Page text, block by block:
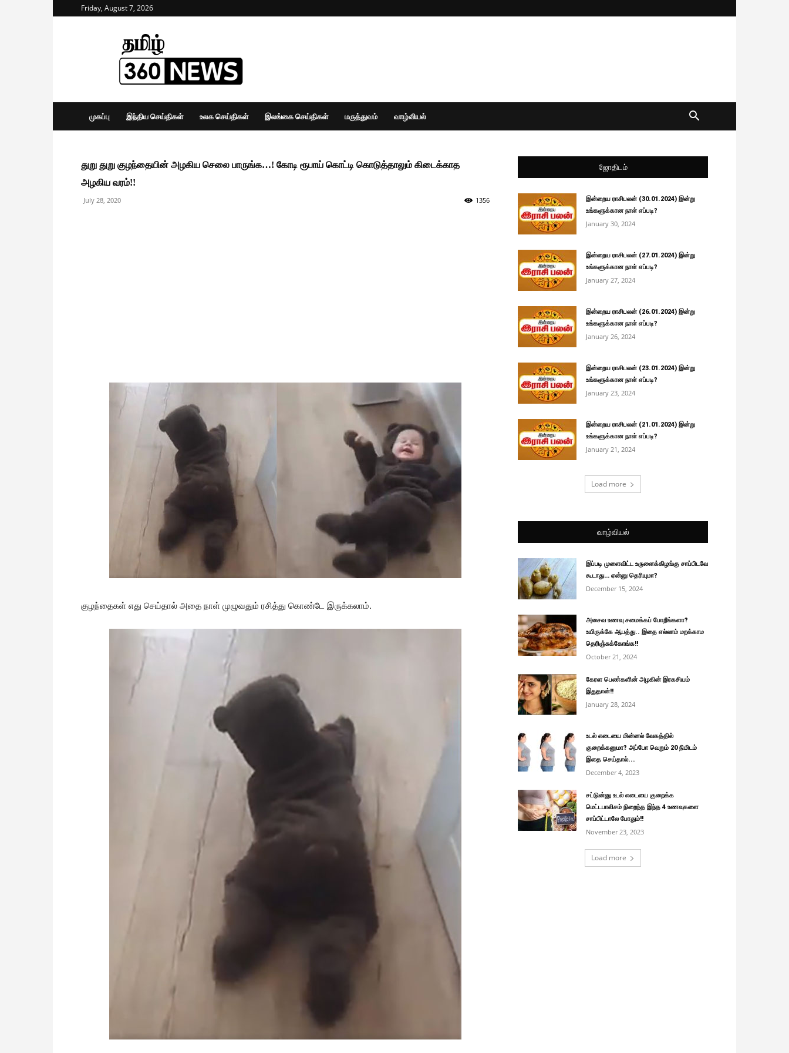
Friday, August 7, 2026
Tamil
360
News
முகப்பு இந்திய செய்திகள் உலக செய்திகள் இலங்கை செய்திகள் மருத்துவம் வாழ்வியல்
துறு துறு குழந்தையின் அழகிய செலை பாருங்க…! கோடி ரூபாய் கொட்டி கொடுத்தாலும் கிடைக்காத
அழகிய வரம்!!
July 28, 2020 1356
குழந்தைகள் எது செய்தால் அதை நாள் முழுவதும் ரசித்து கொண்டே இருக்கலாம்.
ஜோதிடம்
இன்றைய ராசிபலன் (30.01.2024) இன்று
உங்களுக்கான நாள் எப்படி?
January 30, 2024
இன்றைய ராசிபலன் (27.01.2024) இன்று
உங்களுக்கான நாள் எப்படி?
January 27, 2024
இன்றைய ராசிபலன் (26.01.2024) இன்று
உங்களுக்கான நாள் எப்படி?
January 26, 2024
இன்றைய ராசிபலன் (23.01.2024) இன்று
உங்களுக்கான நாள் எப்படி?
January 23, 2024
இன்றைய ராசிபலன் (21.01.2024) இன்று
உங்களுக்கான நாள் எப்படி?
January 21, 2024
Load more
வாழ்வியல்
இப்படி முளைவிட்ட உருளைக்கிழங்கு சாப்பிடவே
கூடாது… ஏன்னு தெரியுமா?
December 15, 2024
அசைவ உணவு சமைக்கப் போறீங்களா?
உயிருக்கே ஆபத்து.. இதை எல்லாம் மறக்காம
தெரிஞ்சுக்கோங்க!!
October 21, 2024
கேரள பெண்களின் அழகின் இரகசியம்
இதுதான்!!
January 28, 2024
உடல் எடையை மின்னல் வேகத்தில்
குறைக்கனுமா? அப்போ வெறும் 20 நிமிடம்
இதை செய்தால்...
December 4, 2023
சட்டுன்னு உடல் எடையை குறைக்க
மெட்டபாலிசம் நிறைந்த இந்த 4 உணவுகளை
சாப்பிட்டாலே போதும்!!
November 23, 2023
Load more